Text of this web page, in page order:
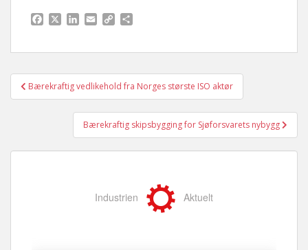
e
o
o
X
L
k
d
I
E
i
C
y
i
n
r
Innleggsnavigasjon
Bærekraftig vedlikehold fra Norges største ISO aktør
Bærekraftig skipsbygging for Sjøforsvarets nybygg
Industrien Aktuelt